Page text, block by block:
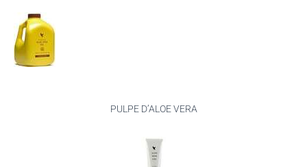
PULPE D’ALOE VERA